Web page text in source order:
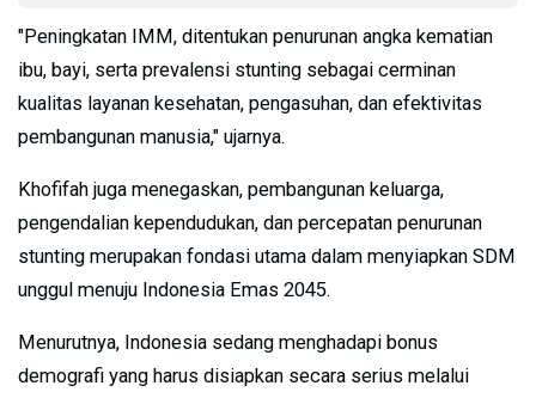
"Peningkatan IMM, ditentukan penurunan angka kematian
ibu, bayi, serta prevalensi stunting sebagai cerminan
kualitas layanan kesehatan, pengasuhan, dan efektivitas
pembangunan manusia," ujarnya.
Khofifah juga menegaskan, pembangunan keluarga,
pengendalian kependudukan, dan percepatan penurunan
stunting merupakan fondasi utama dalam menyiapkan SDM
unggul menuju Indonesia Emas 2045.
Menurutnya, Indonesia sedang menghadapi bonus
demografi yang harus disiapkan secara serius melalui